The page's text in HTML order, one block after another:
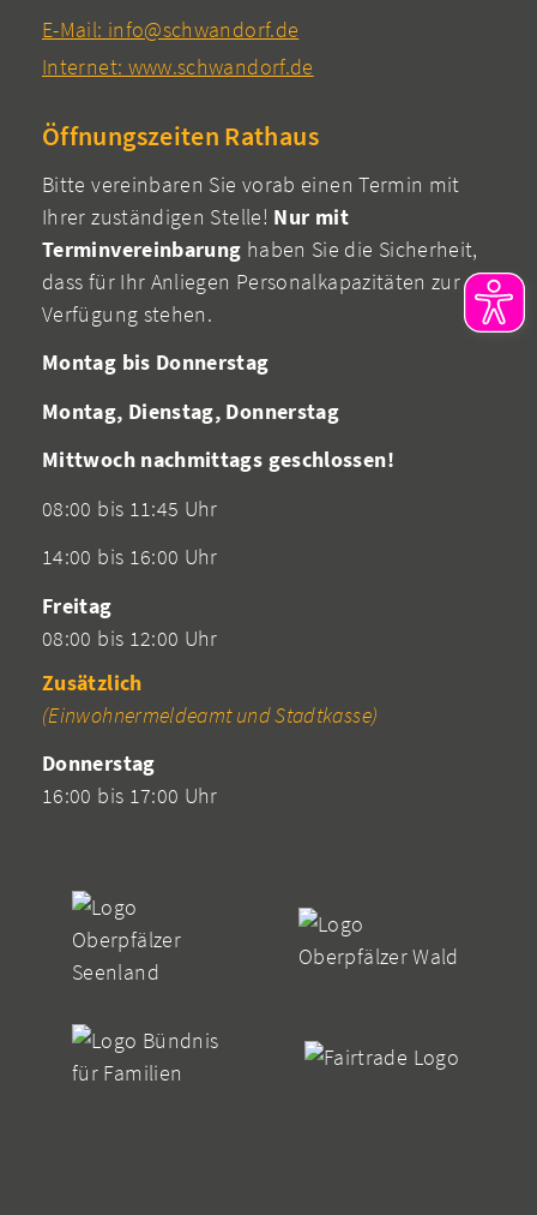
E-Mail: info@schwandorf.de
Internet: www.schwandorf.de
Öffnungszeiten Rathaus
Bitte vereinbaren Sie vorab einen Termin mit
Ihrer zuständigen Stelle! Nur mit
Terminvereinbarung haben Sie die Sicherheit,
dass für Ihr Anliegen Personalkapazitäten zur
Verfügung stehen.
Montag bis Donnerstag
Montag, Dienstag, Donnerstag
Mittwoch nachmittags geschlossen!
08:00 bis 11:45 Uhr
14:00 bis 16:00 Uhr
Freitag
08:00 bis 12:00 Uhr
Zusätzlich
(Einwohnermeldeamt und Stadtkasse)
Donnerstag
16:00 bis 17:00 Uhr